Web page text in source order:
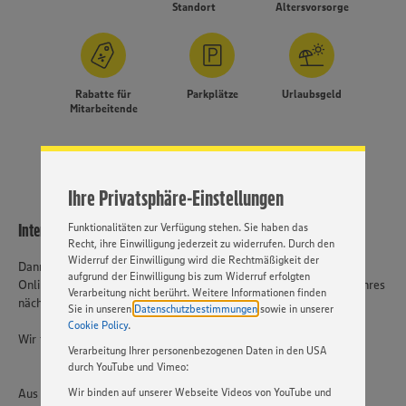
Ihre Privatsphäre-Einstellungen
Wir setzen Cookies und andere Technologien ein, um Ihnen
ein bestmögliches Nutzungserlebnis unserer Website zu
ermöglichen. Wir verwenden Ihre Daten, um unsere
Website zu personalisieren und Ihnen möglichst relevante
Cookies und anderer Technologien ist freiwillig und kann
„EINSTELLUNGEN ÄNDERN”. Bitte beachten Sie, dass auf
Basis Ihrer Einstellungen ggf. nicht mehr alle
Funktionalitäten zur Verfügung stehen. Sie haben das
Recht, ihre Einwilligung jederzeit zu widerrufen. Durch den
Widerruf der Einwilligung wird die Rechtmäßigkeit der
aufgrund der Einwilligung bis zum Widerruf erfolgten
Verarbeitung nicht berührt. Weitere Informationen finden
Sie in unseren Datenschutzbestimmungen sowie in unserer
Cookie Policy.
Verarbeitung Ihrer personenbezogenen Daten in den USA
durch YouTube und Vimeo:
Wir binden auf unserer Webseite Videos von YouTube und
Standort Altersvorsorge
Rabatte für
Mitarbeitende
Parkplätze Urlaubsgeld
Interessiert?
Dann freuen wir uns auf Ihre vollständige und aussagekräftige
Online-Bewerbung unter Angabe Ihrer Gehaltsvorstellung und Ihres
nächstmöglichen Einstellungstermins.
Wir freuen uns darauf, Sie kennen zu lernen!
Aus Gründen der besseren Lesbarkeit wird auf die gleichzeitige